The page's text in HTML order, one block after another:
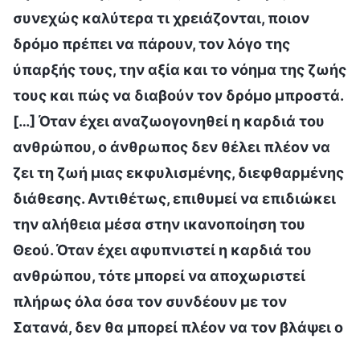
συνεχώς καλύτερα τι χρειάζονται, ποιον
δρόμο πρέπει να πάρουν, τον λόγο της
ύπαρξής τους, την αξία και το νόημα της ζωής
τους και πώς να διαβούν τον δρόμο μπροστά.
[…] Όταν έχει αναζωογονηθεί η καρδιά του
ανθρώπου, ο άνθρωπος δεν θέλει πλέον να
ζει τη ζωή μιας εκφυλισμένης, διεφθαρμένης
διάθεσης. Αντιθέτως, επιθυμεί να επιδιώκει
την αλήθεια μέσα στην ικανοποίηση του
Θεού. Όταν έχει αφυπνιστεί η καρδιά του
ανθρώπου, τότε μπορεί να αποχωριστεί
πλήρως όλα όσα τον συνδέουν με τον
Σατανά, δεν θα μπορεί πλέον να τον βλάψει ο